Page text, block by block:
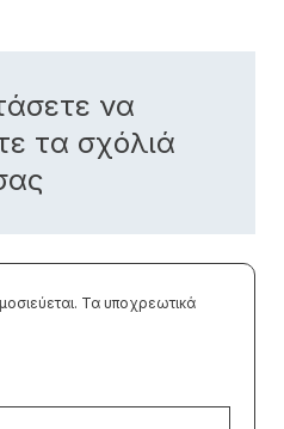
να
τα σχόλιά
Τα υποχρεωτικά